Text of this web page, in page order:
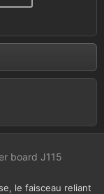
board J115
le faisceau reliant